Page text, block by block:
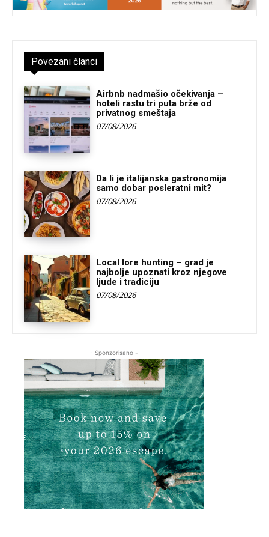
Povezani članci
Airbnb nadmašio očekivanja –
hoteli rastu tri puta brže od
privatnog smeštaja
07/08/2026
Da li je italijanska gastronomija
samo dobar posleratni mit?
07/08/2026
Local lore hunting – grad je
najbolje upoznati kroz njegove
ljude i tradiciju
07/08/2026
- Sponzorisano -